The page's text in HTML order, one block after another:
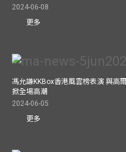
2024-06-08
更多
馮允謙KKBox香港風雲榜表演 與高
掀全場高潮
2024-06-05
更多